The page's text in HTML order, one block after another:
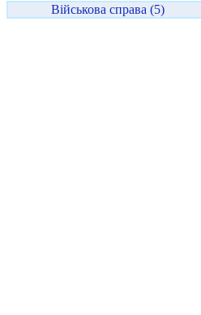
Військова справа (5)